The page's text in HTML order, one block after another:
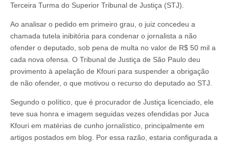
Terceira Turma do Superior Tribunal de Justiça (STJ).
Ao analisar o pedido em primeiro grau, o juiz concedeu a
chamada tutela inibitória para condenar o jornalista a não
ofender o deputado, sob pena de multa no valor de R$ 50 mil a
cada nova ofensa. O Tribunal de Justiça de São Paulo deu
provimento à apelação de Kfouri para suspender a obrigação
de não ofender, o que motivou o recurso do deputado ao STJ.
Segundo o político, que é procurador de Justiça licenciado, ele
teve sua honra e imagem seguidas vezes ofendidas por Juca
Kfouri em matérias de cunho jornalístico, principalmente em
artigos postados em blog. Por essa razão, estaria configurada a